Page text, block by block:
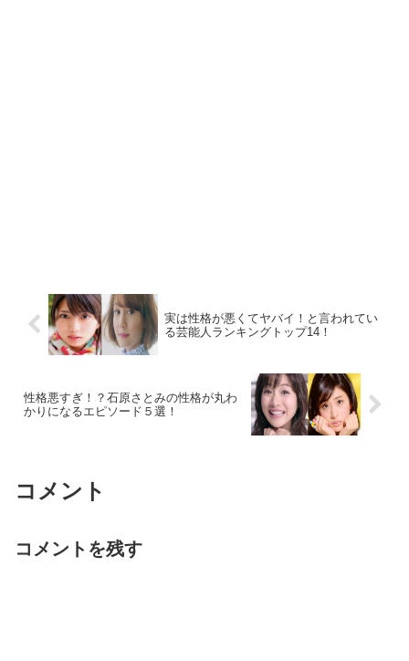
実は性格が悪くてヤバイ！と言われてい
る芸能人ランキングトップ14！
性格悪すぎ！？石原さとみの性格が丸わ
かりになるエピソード５選！
コメント
コメントを残す